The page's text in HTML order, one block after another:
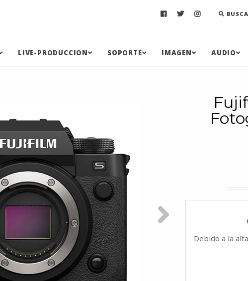
LIVE-PRODUCCION SOPORTE IMAGEN AUDIO
Debido a la